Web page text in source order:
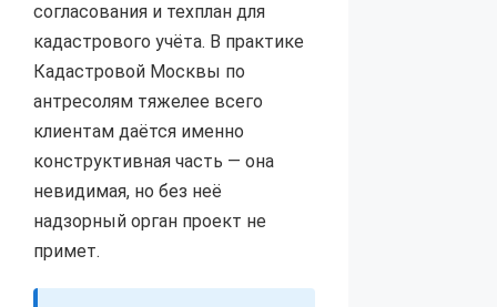
согласования и техплан для
кадастрового учёта. В практике
Кадастровой Москвы по
антресолям тяжелее всего
клиентам даётся именно
конструктивная часть — она
невидимая, но без неё
надзорный орган проект не
примет.